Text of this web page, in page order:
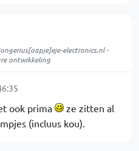
electronics.nl -
ontwikkeling
ook prima
ze zitten al
(incluus kou).